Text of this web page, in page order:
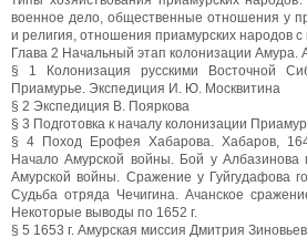
военное дело, общественные отношения у
и религия, отношения приамурских народов
Глава 2 Начальный этап колонизации Амура.
§ 1 Колонизация русскими Восточной
Приамурье. Экспедиция И. Ю. Москвитина
§ 2 Экспедиция В. Пояркова
§ 3 Подготовка к началу колонизации
§ 4 Поход Ерофея Хабарова. Хабаров,
Начало Амурской войны. Бой у Албазинова
Амурской войны. Сражение у Гуйгудафова
Судьба отряда Чечигина. Ачанское
Некоторые выводы по 1652 г.
§ 5 1653 г. Амурская миссия Дмитрия